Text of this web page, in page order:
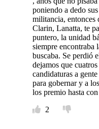
poniendo a dedo
militancia, entonces
Clarin, Lanatta, te
puntero, la unidad
siempre encontraba
buscaba. Se perdió
dejamos que
candidaturas a
para gobernar y a
los premio hasta
2